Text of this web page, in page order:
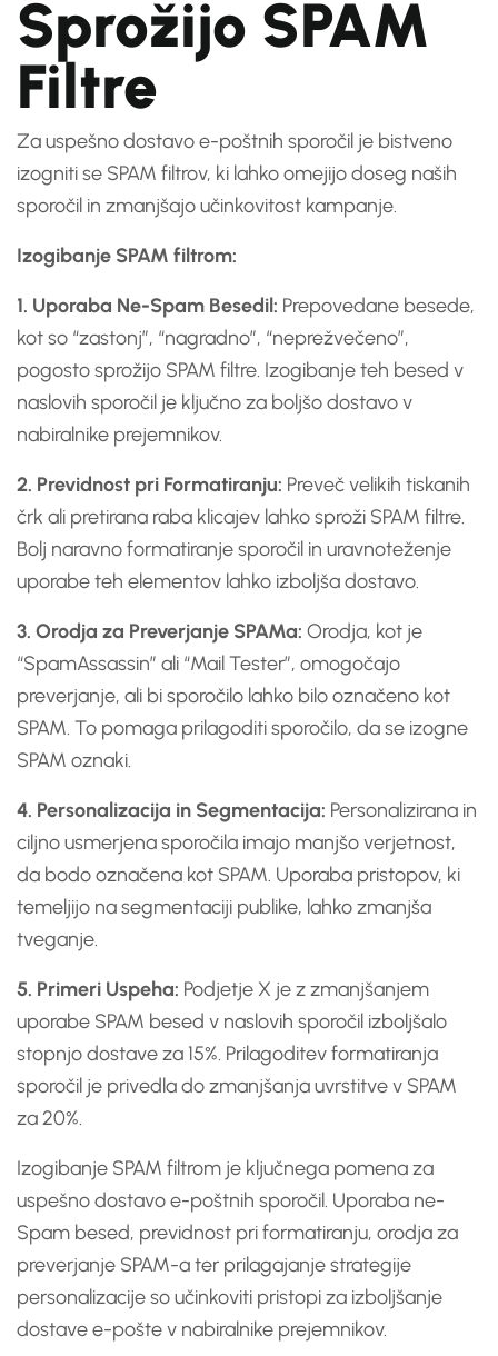
Sprožijo SPAM
Filtre
Za uspešno dostavo e-poštnih sporočil je bistveno
izogniti se SPAM filtrov, ki lahko omejijo doseg naših
sporočil in zmanjšajo učinkovitost kampanje.
Izogibanje SPAM filtrom:
1. Uporaba Ne-Spam Besedil: Prepovedane besede,
kot so “zastonj”, “nagradno”, “neprežvečeno”,
pogosto sprožijo SPAM filtre. Izogibanje teh besed v
naslovih sporočil je ključno za boljšo dostavo v
nabiralnike prejemnikov.
2. Previdnost pri Formatiranju: Preveč velikih tiskanih
črk ali pretirana raba klicajev lahko sproži SPAM filtre.
Bolj naravno formatiranje sporočil in uravnoteženje
uporabe teh elementov lahko izboljša dostavo.
3. Orodja za Preverjanje SPAMa: Orodja, kot je
“SpamAssassin” ali “Mail Tester”, omogočajo
preverjanje, ali bi sporočilo lahko bilo označeno kot
SPAM. To pomaga prilagoditi sporočilo, da se izogne
SPAM oznaki.
4. Personalizacija in Segmentacija: Personalizirana in
ciljno usmerjena sporočila imajo manjšo verjetnost,
da bodo označena kot SPAM. Uporaba pristopov, ki
temeljijo na segmentaciji publike, lahko zmanjša
tveganje.
5. Primeri Uspeha: Podjetje X je z zmanjšanjem
uporabe SPAM besed v naslovih sporočil izboljšalo
stopnjo dostave za 15%. Prilagoditev formatiranja
sporočil je privedla do zmanjšanja uvrstitve v SPAM
za 20%.
Izogibanje SPAM filtrom je ključnega pomena za
uspešno dostavo e-poštnih sporočil. Uporaba ne-
Spam besed, previdnost pri formatiranju, orodja za
preverjanje SPAM-a ter prilagajanje strategije
personalizacije so učinkoviti pristopi za izboljšanje
dostave e-pošte v nabiralnike prejemnikov.